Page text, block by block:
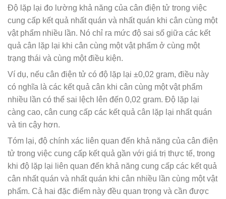
Độ lặp lại đo lường khả năng của cân điện tử trong việc
cung cấp kết quả nhất quán và nhất quán khi cân cùng một
vật phẩm nhiều lần. Nó chỉ ra mức độ sai số giữa các kết
quả cân lặp lại khi cân cùng một vật phẩm ở cùng một
trạng thái và cùng một điều kiện.
Ví dụ, nếu cân điện tử có độ lặp lại ±0,02 gram, điều này
có nghĩa là các kết quả cân khi cân cùng một vật phẩm
nhiều lần có thể sai lệch lên đến 0,02 gram. Độ lặp lại
càng cao, cân cung cấp các kết quả cân lặp lại nhất quán
và tin cậy hơn.
Tóm lại, độ chính xác liên quan đến khả năng của cân điện
tử trong việc cung cấp kết quả gần với giá trị thực tế, trong
khi độ lặp lại liên quan đến khả năng cung cấp các kết quả
cân nhất quán và nhất quán khi cân nhiều lần cùng một vật
phẩm. Cả hai đặc điểm này đều quan trọng và cần được